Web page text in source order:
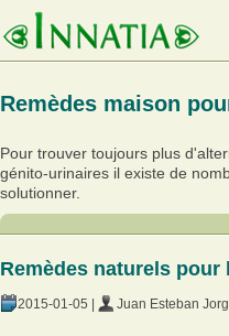
Remèdes maison
Pour trouver toujours plus
génito-urinaires il existe de
solutionner.
Remèdes naturels pour
2015-01-05 Juan Esteban